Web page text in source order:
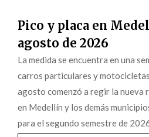
Pico y placa en
agosto de 2026
La medida se encuentra en una
carros particulares y
agosto comenzó a regir la nueva
en Medellín y los demás
para el segundo semestre de